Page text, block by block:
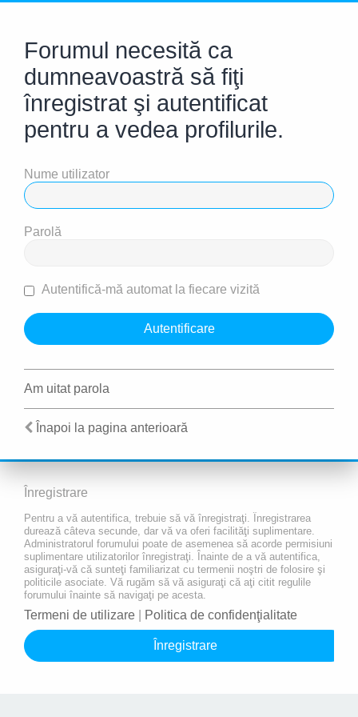
Forumul necesită ca
dumneavoastră să fiţi
înregistrat şi autentificat
pentru a vedea profilurile.
Nume utilizator
Parolă
Autentifică-mă automat la fiecare vizită
Am uitat parola
Înapoi la pagina anterioară
Înregistrare
Pentru a vă autentifica, trebuie să vă înregistraţi. Înregistrarea
durează câteva secunde, dar vă va oferi facilităţi suplimentare.
Administratorul forumului poate de asemenea să acorde permisiuni
suplimentare utilizatorilor înregistraţi. Înainte de a vă autentifica,
asiguraţi-vă că sunteţi familiarizat cu termenii noştri de folosire şi
politicile asociate. Vă rugăm să vă asiguraţi că aţi citit regulile
forumului înainte să navigaţi pe acesta.
Termeni de utilizare Politica de confidenţialitate
Înregistrare